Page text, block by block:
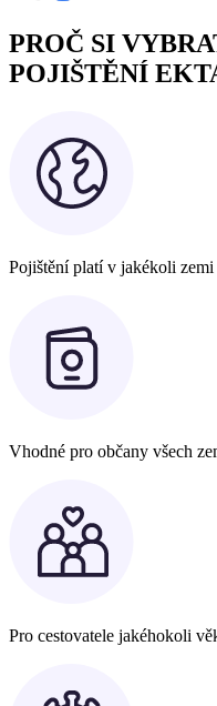
PROČ SI
POJIŠTĚNÍ
Pojištění platí v jakékoli zemi
Vhodné pro občany všech
Pro cestovatele jakéhokoli